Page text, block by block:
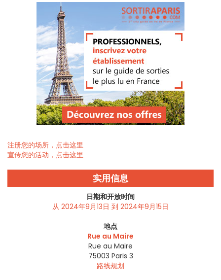
注册您的场所，点击这里
宣传您的活动，点击这里
实用信息
日期和开放时间
从 2024年9月13日 到 2024年9月15日
地点
Rue au Maire
Rue au Maire
75003 Paris 3
路线规划